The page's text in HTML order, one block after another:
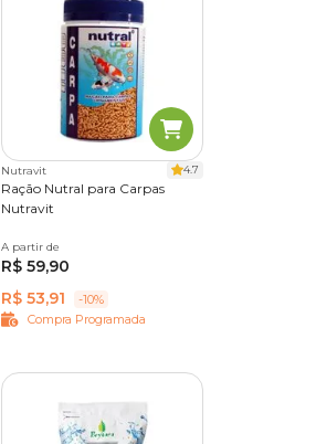
Nutravit 4.7
Ração Nutral para Carpas
Nutravit
180g 800g
A partir de
R$ 59,90
R$ 53,91
-10%
Compra Programada